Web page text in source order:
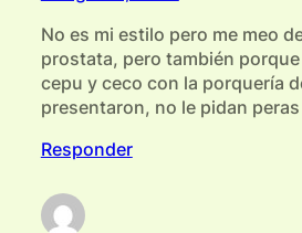
No es mi estilo pero me meo
prostata, pero también
cepu y ceco con la porquería
presentaron, no le pidan
Responder